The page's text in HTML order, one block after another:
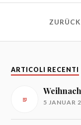
ZURÜCK
ARTICOLI RECENTI
5 JANUAR